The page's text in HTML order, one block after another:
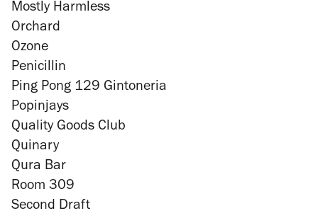
Mostly Harmless
Orchard
Ozone
Penicillin
Ping Pong 129 Gintoneria
Popinjays
Quality Goods Club
Quinary
Qura Bar
Room 309
Second Draft